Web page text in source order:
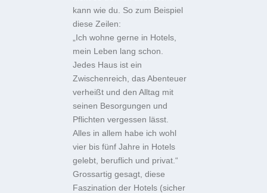
kann wie du. So zum Beispiel
diese Zeilen:
„Ich wohne gerne in Hotels,
mein Leben lang schon.
Jedes Haus ist ein
Zwischenreich, das Abenteuer
verheißt und den Alltag mit
seinen Besorgungen und
Pflichten vergessen lässt.
Alles in allem habe ich wohl
vier bis fünf Jahre in Hotels
gelebt, beruflich und privat.“
Grossartig gesagt, diese
Faszination der Hotels (sicher